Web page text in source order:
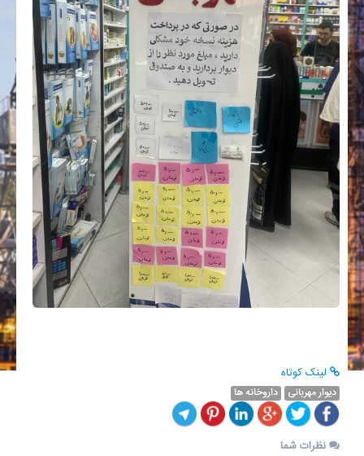
لینک کوتاه
دیوار مهربانی داروخانه ها
نظرات شما